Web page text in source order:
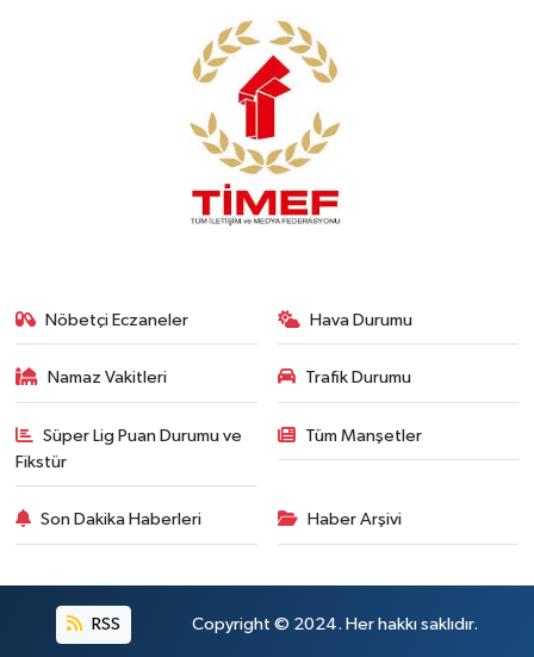
Nöbetçi Eczaneler Hava Durumu
Namaz Vakitleri Trafik Durumu
Süper Lig Puan Durumu ve
Fikstür
Tüm Manşetler
Son Dakika Haberleri Haber Arşivi
RSS Copyright © 2024. Her hakkı saklıdır.